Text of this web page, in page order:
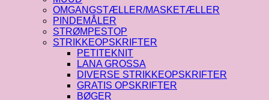
OMGANGSTÆLLER/MASKETÆLLER
PINDEMÅLER
STRØMPESTOP
STRIKKEOPSKRIFTER
PETITEKNIT
LANA GROSSA
DIVERSE STRIKKEOPSKRIFTER
GRATIS OPSKRIFTER
BØGER